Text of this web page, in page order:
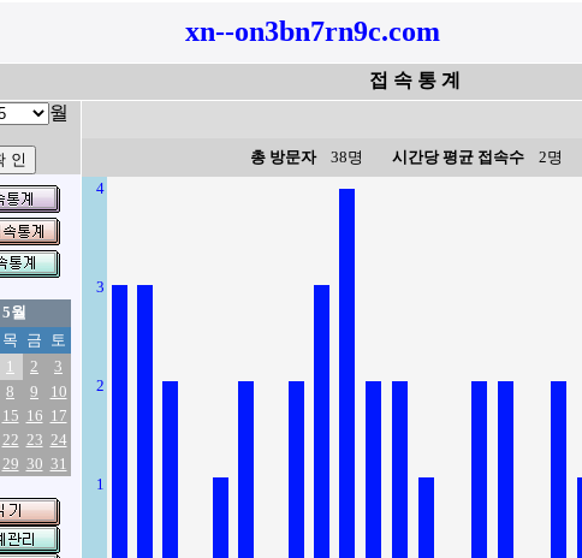
xn--on3bn7rn9c.com
접 속 통 계
월
월
목 금 토
1
2
3
8 9
10
15 16 17
22 23 24
29 30 31
총 방문자38명 시간당 평균 접속수2명
4
3
2
1